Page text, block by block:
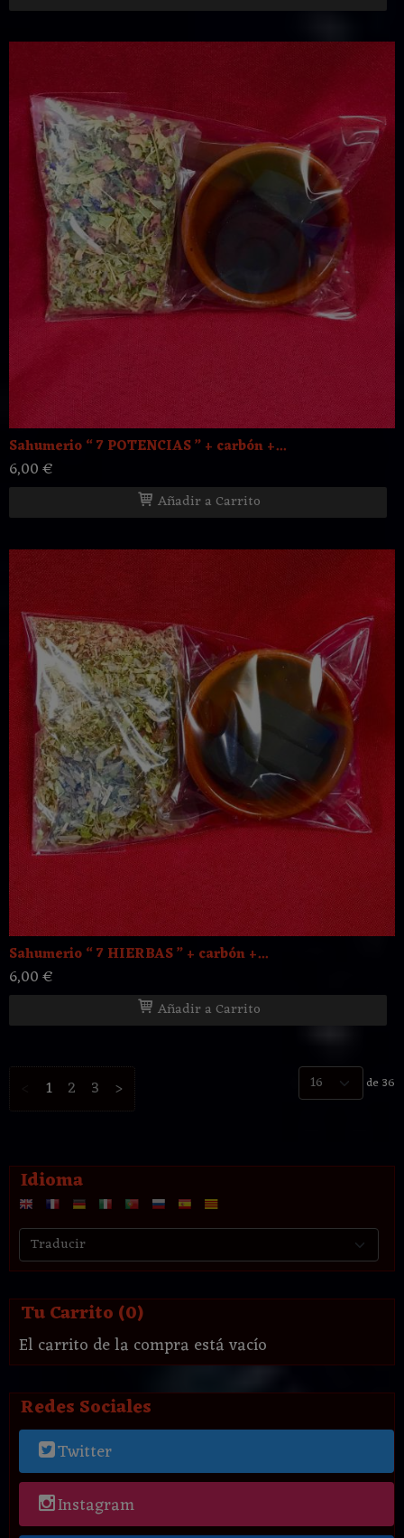
Idioma
Tu Carrito (0)
El carrito de la compra está vacío
Redes Sociales
Twitter
Instagram
Sahumerio “ 7 POTENCIAS ” + carbón +...
6,00 €
Añadir a Carrito
Sahumerio “ 7 HIERBAS ” + carbón +...
6,00 €
Añadir a Carrito
1 2 3 > de 36